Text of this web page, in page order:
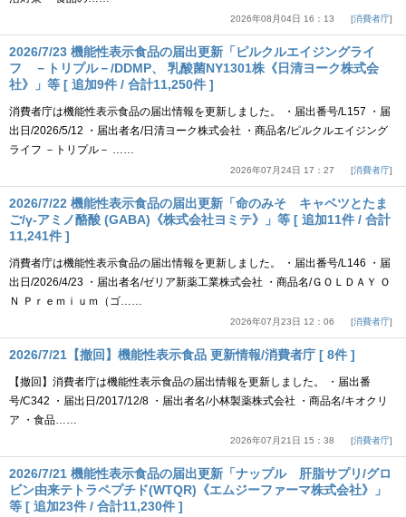
2026年08月04日 16：13 消費者庁
2026/7/23 機能性表示食品の届出更新「ピルクルエイジングライ
フ －トリプル－/DDMP、 乳酸菌NY1301株《日清ヨーク株式会
社》」等 [ 追加9件 / 合計11,250件 ]
消費者庁は機能性表示食品の届出情報を更新しました。 ・届出番号/L157 ・届
出日/2026/5/12 ・届出者名/日清ヨーク株式会社 ・商品名/ピルクルエイジング
ライフ －トリプル－ ……
2026年07月24日 17：27 消費者庁
2026/7/22 機能性表示食品の届出更新「命のみそ キャベツとたま
ご/γ-アミノ酪酸 (GABA)《株式会社ヨミテ》」等 [ 追加11件 / 合計
11,241件 ]
消費者庁は機能性表示食品の届出情報を更新しました。 ・届出番号/L146 ・届
出日/2026/4/23 ・届出者名/ゼリア新薬工業株式会社 ・商品名/ＧＯＬＤＡＹ Ｏ
Ｎ Ｐｒｅｍｉｕｍ（ゴ……
2026年07月23日 12：06 消費者庁
2026/7/21【撤回】機能性表示食品 更新情報/消費者庁 [ 8件 ]
【撤回】消費者庁は機能性表示食品の届出情報を更新しました。 ・届出番
号/C342 ・届出日/2017/12/8 ・届出者名/小林製薬株式会社 ・商品名/キオクリ
ア ・食品……
2026年07月21日 15：38 消費者庁
2026/7/21 機能性表示食品の届出更新「ナップル 肝脂サプリ/グロ
ビン由来テトラペプチド(WTQR)《エムジーファーマ株式会社》」
等 [ 追加23件 / 合計11,230件 ]